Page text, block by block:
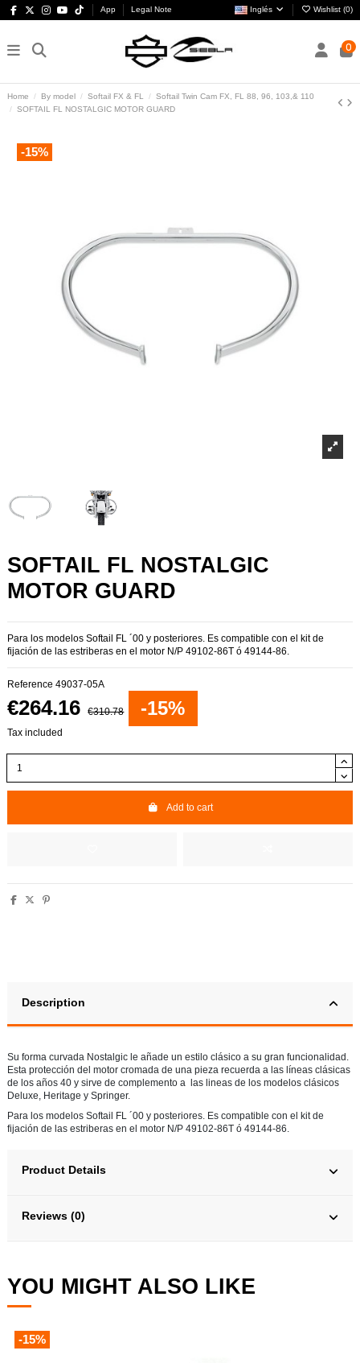
App Legal Note Inglés Wishlist (0)
0
Home By model Softail FX & FL
Softail Twin Cam FX, FL 88, 96, 103,& 110
SOFTAIL FL NOSTALGIC MOTOR GUARD
-15%
SOFTAIL FL NOSTALGIC
MOTOR GUARD
Para los modelos Softail FL ´00 y posteriores. Es compatible con el kit de
fijación de las estriberas en el motor N/P 49102-86T ó 49144-86.
Reference 49037-05A
€264.16 €310.78 -15%
Tax included
Add to cart
Description
Su forma curvada Nostalgic le añade un estilo clásico a su gran funcionalidad.
Esta protección del motor cromada de una pieza recuerda a las líneas clásicas
de los años 40 y sirve de complemento a las lineas de los modelos clásicos
Deluxe, Heritage y Springer.
Para los modelos Softail FL ´00 y posteriores. Es compatible con el kit de
fijación de las estriberas en el motor N/P 49102-86T ó 49144-86.
Product Details
Reviews (0)
YOU MIGHT ALSO LIKE
-15%